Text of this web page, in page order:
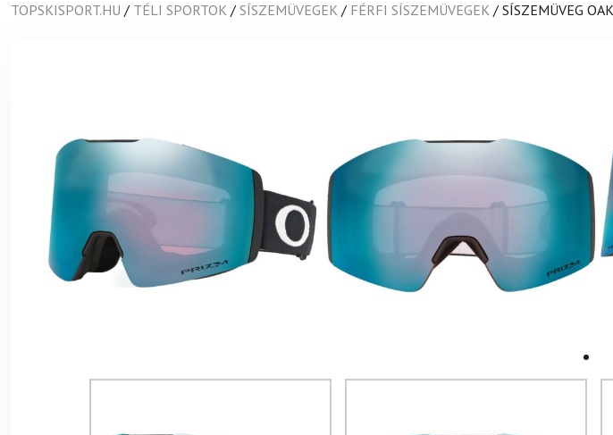
TOPSKISPORT.HU / TÉLI SPORTOK / SÍSZEMÜVEGEK / FÉRFI SÍSZEMÜVEGEK / SÍSZEMÜVEG